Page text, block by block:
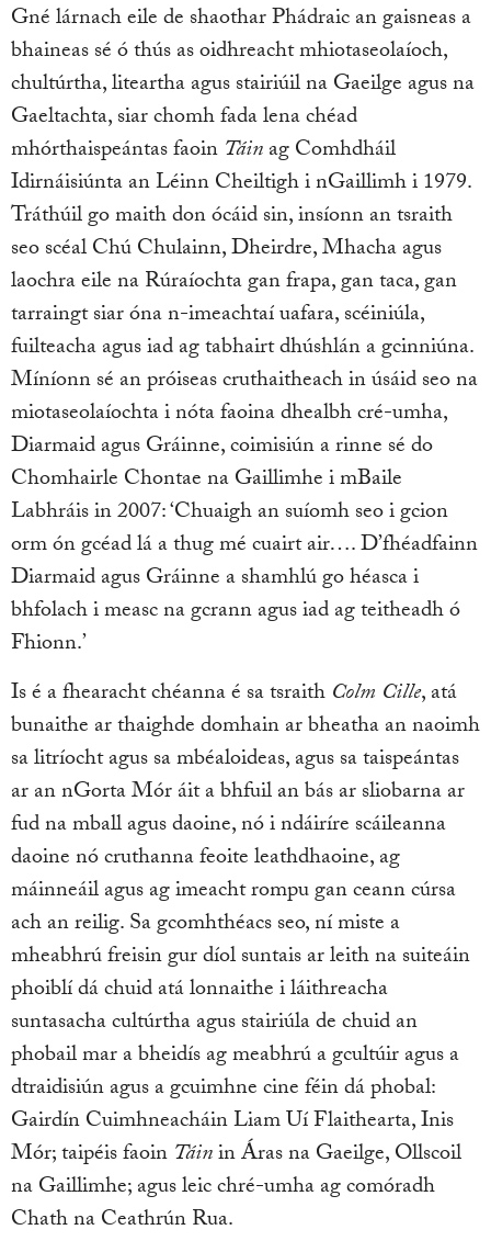
Gné lárnach eile de shaothar Phádraic an gaisneas a
bhaineas sé ó thús as oidhreacht mhiotaseolaíoch,
chultúrtha, liteartha agus stairiúil na Gaeilge agus na
Gaeltachta, siar chomh fada lena chéad
mhórthaispeántas faoin Táinag Comhdháil
Idirnáisiúnta an Léinn Cheiltigh i nGaillimh i 1979.
Tráthúil go maith don ócáid sin, insíonn an tsraith
seo scéal Chú Chulainn, Dheirdre, Mhacha agus
laochra eile na Rúraíochta gan frapa, gan taca, gan
tarraingt siar óna n-imeachtaí uafara, scéiniúla,
fuilteacha agus iad ag tabhairt dhúshlán a gcinniúna.
Míníonn sé an próiseas cruthaitheach in úsáid seo na
miotaseolaíochta i nóta faoina dhealbh cré-umha,
Diarmaid agus Gráinne, coimisiún a rinne sé do
Chomhairle Chontae na Gaillimhe i mBaile
Labhráis in 2007: ‘Chuaigh an suíomh seo i gcion
orm ón gcéad lá a thug mé cuairt air…. D’fhéadfainn
Diarmaid agus Gráinne a shamhlú go héasca i
bhfolach i measc na gcrann agus iad ag teitheadh ó
Fhionn.’
Is é a fhearacht chéanna é sa tsraith Colm Cille, atá
bunaithe ar thaighde domhain ar bheatha an naoimh
sa litríocht agus sa mbéaloideas, agus sa taispeántas
ar an nGorta Mór áit a bhfuil an bás ar sliobarna ar
fud na mball agus daoine, nó i ndáiríre scáileanna
daoine nó cruthanna feoite leathdhaoine, ag
máinneáil agus ag imeacht rompu gan ceann cúrsa
ach an reilig. Sa gcomhthéacs seo, ní miste a
mheabhrú freisin gur díol suntais ar leith na suiteáin
phoiblí dá chuid atá lonnaithe i láithreacha
suntasacha cultúrtha agus stairiúla de chuid an
phobail mar a bheidís ag meabhrú a gcultúir agus a
dtraidisiún agus a gcuimhne cine féin dá phobal:
Gairdín Cuimhneacháin Liam Uí Flaithearta, Inis
Mór; taipéis faoin Táinin Áras na Gaeilge, Ollscoil
na Gaillimhe; agus leic chré-umha ag comóradh
Chath na Ceathrún Rua.